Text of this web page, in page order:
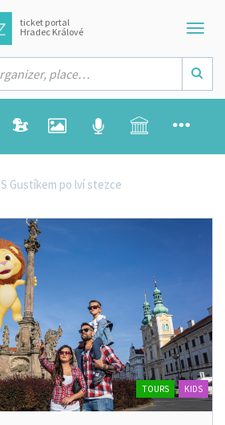
ticket portal
Hradec Králové
S Gustíkem po lví stezce
TOURS KIDS